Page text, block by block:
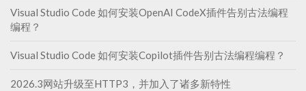
Visual Studio Code 如何安装OpenAI CodeX插件告别古法编程
编程？
Visual Studio Code 如何安装Copilot插件告别古法编程编程？
2026.3网站升级至HTTP3，并加入了诸多新特性